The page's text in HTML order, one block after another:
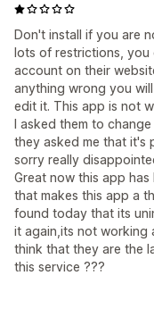
Don't install if you are
lots of restrictions,
account on their
anything wrong you
edit it. This app is not
I asked them to
they asked me that it's
sorry really
Great now this app
that makes this app a
found today that its
it again,its not working
think that they are the
this service ???